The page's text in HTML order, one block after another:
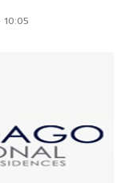
10:05